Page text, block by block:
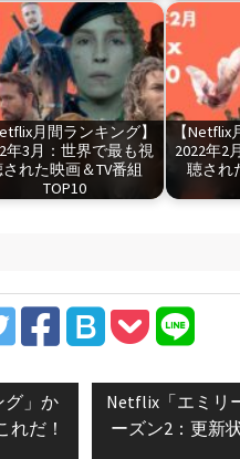
月間ランキング】
年3月：世界で最も視
れた映画＆TV番組
TOP10
【Netflix
2022年2
聴され
グ」か
れだ！
Next
post:
Netflix「エミリ
ーズン2：更新